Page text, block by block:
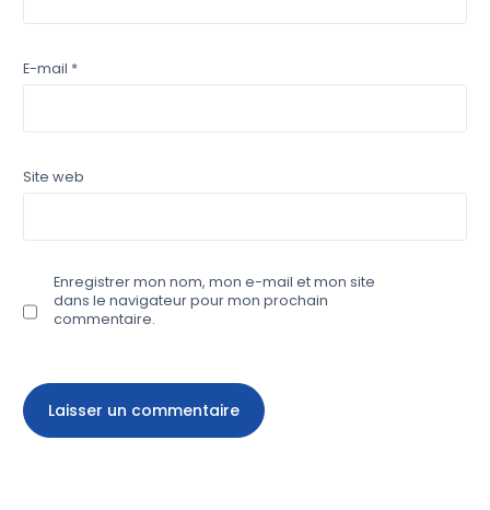
E-mail *
Site web
Enregistrer mon nom, mon e-mail et mon site
dans le navigateur pour mon prochain
commentaire.